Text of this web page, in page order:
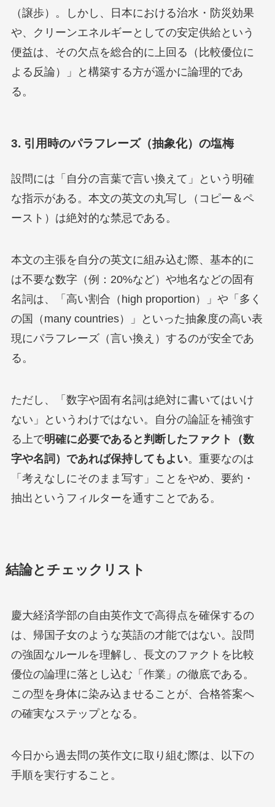
（譲歩）。しかし、日本における治水・防災効果
や、クリーンエネルギーとしての安定供給という
便益は、その欠点を総合的に上回る（比較優位に
よる反論）」と構築する方が遥かに論理的であ
る。
3. 引用時のパラフレーズ（抽象化）の塩梅
設問には「自分の言葉で言い換えて」という明確
な指示がある。本文の英文の丸写し（コピー＆ペ
ースト）は絶対的な禁忌である。
本文の主張を自分の英文に組み込む際、基本的に
は不要な数字（例：20%など）や地名などの固有
名詞は、「高い割合（high proportion）」や「多く
の国（many countries）」といった抽象度の高い表
現にパラフレーズ（言い換え）するのが安全であ
る。
ただし、「数字や固有名詞は絶対に書いてはいけ
ない」というわけではない。自分の論証を補強す
る上で明確に必要であると判断したファクト（数
字や名詞）であれば保持してもよい。重要なのは
「考えなしにそのまま写す」ことをやめ、要約・
抽出というフィルターを通すことである。
結論とチェックリスト
慶大経済学部の自由英作文で高得点を確保するの
は、帰国子女のような英語の才能ではない。設問
の強固なルールを理解し、長文のファクトを比較
優位の論理に落とし込む「作業」の徹底である。
この型を身体に染み込ませることが、合格答案へ
の確実なステップとなる。
今日から過去問の英作文に取り組む際は、以下の
手順を実行すること。